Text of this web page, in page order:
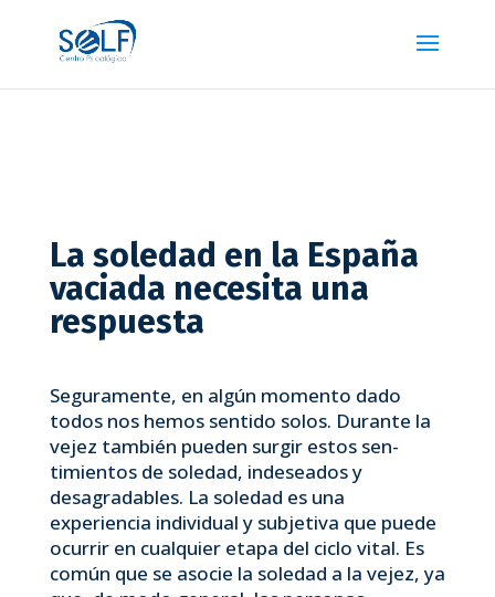
La soledad en la España
vaciada necesita una
respuesta
Seguramente, en algún momento dado
todos nos hemos sentido solos. Durante la
vejez también pueden surgir estos sen­
timientos de soledad, indeseados y
desagradables. La soledad es una
experiencia individual y subjetiva que puede
ocurrir en cualquier etapa del ciclo vital. Es
común que se asocie la soledad a la vejez, ya